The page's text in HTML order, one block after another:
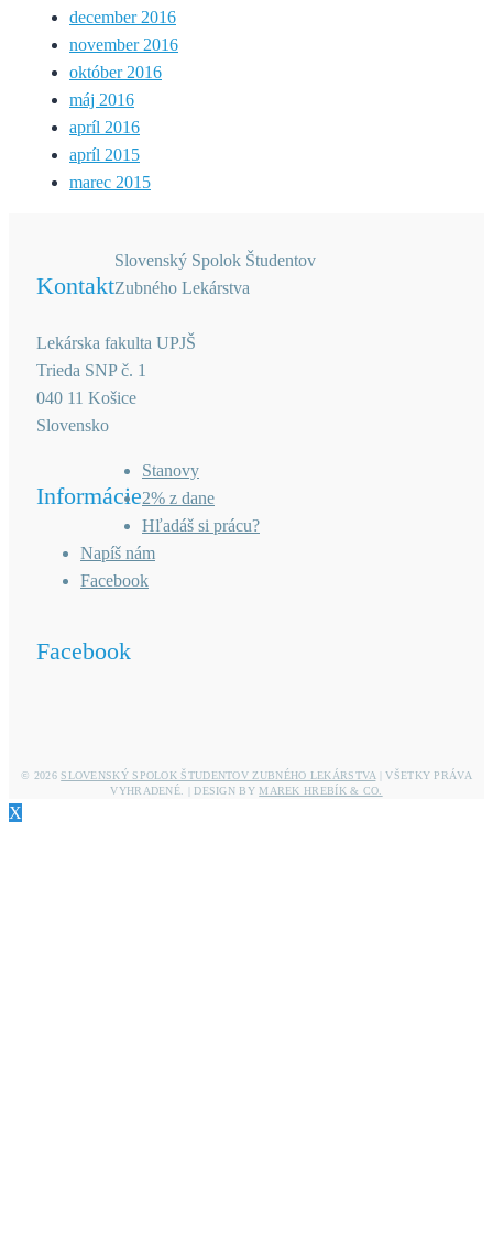
december 2016
november 2016
október 2016
máj 2016
apríl 2016
apríl 2015
marec 2015
Kontakt
Slovenský Spolok Študentov
Zubného Lekárstva
Lekárska fakulta UPJŠ
Trieda SNP č. 1
040 11 Košice
Slovensko
Informácie
Stanovy
2% z dane
Hľadáš si prácu?
Napíš nám
Facebook
Facebook
© 2026SLOVENSKÝ SPOLOK ŠTUDENTOV ZUBNÉHO LEKÁRSTVA | VŠETKY PRÁVA
VYHRADENÉ. | DESIGN BYMAREK HREBÍK & CO.
X